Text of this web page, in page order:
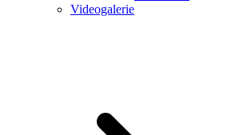
Videogalerie